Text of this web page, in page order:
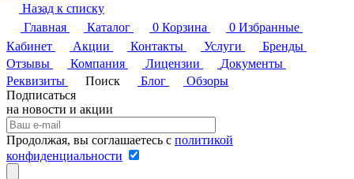
Назад к списку
Главная
Каталог 0 Корзина 0 Избранные
Кабинет
Акции Контакты Услуги
Бренды
Отзывы
Компания Лицензии
Документы
Реквизиты
Поиск Блог
Обзоры
Подписаться
на новости и акции
Продолжая, вы соглашаетесь с политикой
конфиденциальности